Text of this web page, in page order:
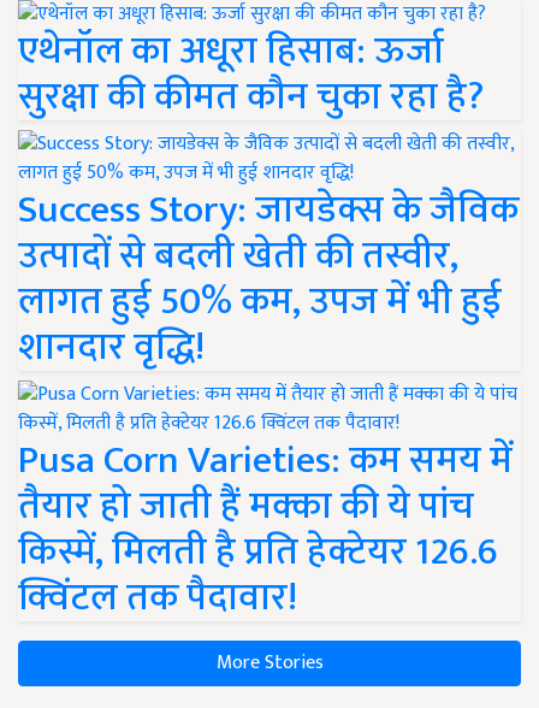
एथेनॉल का अधूरा हिसाब: ऊर्जा
सुरक्षा की कीमत कौन चुका रहा है?
Success Story: जायडेक्स के जैविक
उत्पादों से बदली खेती की तस्वीर,
लागत हुई 50% कम, उपज में भी हुई
शानदार वृद्धि!
Pusa Corn Varieties: कम समय में
तैयार हो जाती हैं मक्का की ये पांच
किस्में, मिलती है प्रति हेक्टेयर 126.6
क्विंटल तक पैदावार!
More Stories